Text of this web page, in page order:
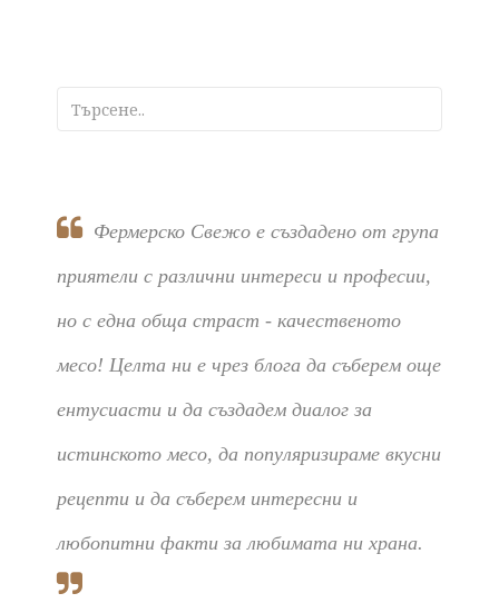
Фермерско Свежо е създадено от група
приятели с различни интереси и професии,
но с една обща страст - качественото
месо! Целта ни е чрез блога да съберем още
ентусиасти и да създадем диалог за
истинското месо, да популяризираме вкусни
рецепти и да съберем интересни и
любопитни факти за любимата ни храна.